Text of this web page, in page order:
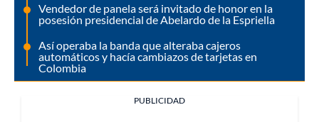
Vendedor de panela será invitado de honor en la
posesión presidencial de Abelardo de la Espriella
Así operaba la banda que alteraba cajeros
automáticos y hacía cambiazos de tarjetas en
Colombia
PUBLICIDAD